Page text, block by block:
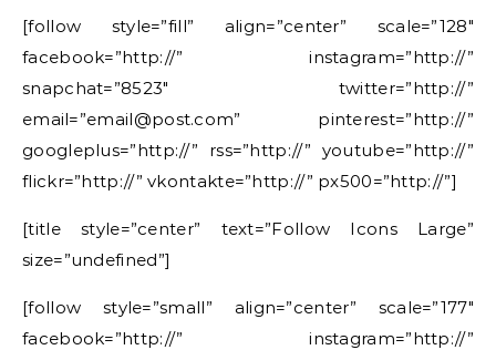
[follow style=”fill” align=”center” scale=”128″
facebook=”http://” instagram=”http://”
snapchat=”8523″ twitter=”http://”
email=”email@post.com” pinterest=”http://”
googleplus=”http://” rss=”http://” youtube=”http://”
flickr=”http://” vkontakte=”http://” px500=”http://”]
[title style=”center” text=”Follow Icons Large”
size=”undefined”]
[follow style=”small” align=”center” scale=”177″
facebook=”http://” instagram=”http://”